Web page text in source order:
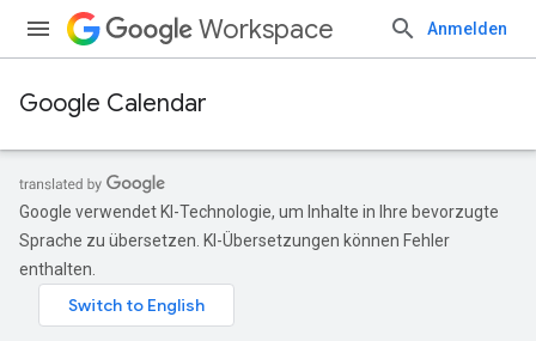
Workspace Anmelden
Google Calendar
Google verwendet KI-Technologie, um Inhalte in Ihre bevorzugte
Sprache zu übersetzen. KI-Übersetzungen können Fehler
enthalten.